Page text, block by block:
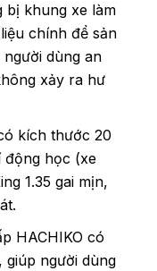
bị khung xe làm
chính để sản
dùng an
xảy ra hư
kích thước 20
động học (xe
1.35 gai mịn,
HACHIKO có
giúp người dùng